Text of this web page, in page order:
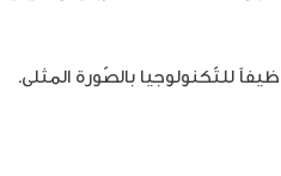
للتّكنولوجيا بالصّورة المثلى.